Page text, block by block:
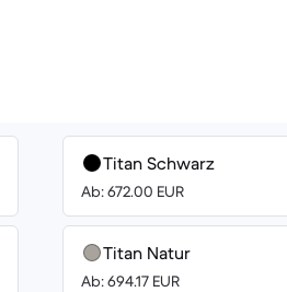
Titan Schwarz
Ab: 672.00 EUR
Titan Natur
Ab: 694.17 EUR